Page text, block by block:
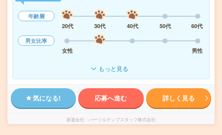
年齢層
20代
30代 40代 50代
60代
男女比率
女性
男性
もっと見る
気になる! 応募へ進む 詳しく見る
派遣会社 パーソルテンプスタッフ株式会社